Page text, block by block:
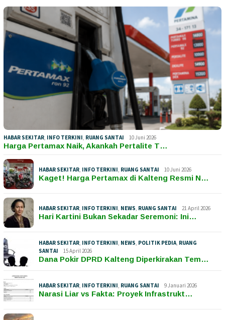
HABAR SEKITAR, INFO TERKINI, RUANG SANTAI 10 Juni 2026
Harga Pertamax Naik, Akankah Pertalite T…
HABAR SEKITAR, INFO TERKINI, RUANG SANTAI 10 Juni 2026
Kaget! Harga Pertamax di Kalteng Resmi N…
HABAR SEKITAR, INFO TERKINI, NEWS, RUANG SANTAI 21 April 2026
Hari Kartini Bukan Sekadar Seremoni: Ini…
HABAR SEKITAR, INFO TERKINI, NEWS, POLITIK PEDIA, RUANG
SANTAI
15 April 2026
Dana Pokir DPRD Kalteng Diperkirakan Tem…
HABAR SEKITAR, INFO TERKINI, RUANG SANTAI 9 Januari 2026
Narasi Liar vs Fakta: Proyek Infrastrukt…